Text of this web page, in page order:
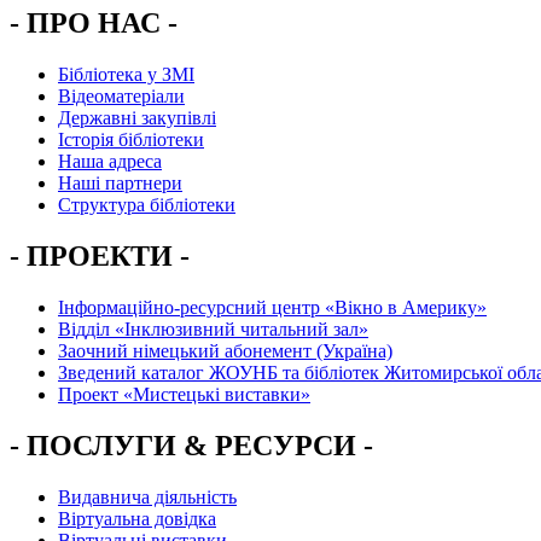
- ПРО НАС -
Бібліотека у ЗМІ
Відеоматеріали
Державні закупівлі
Історія бібліотеки
Наша адреса
Наші партнери
Структура бібліотеки
- ПРОЕКТИ -
Інформаційно-ресурсний центр «Вікно в Америку»
Вiддiл «Інклюзивний читальний зал»
Заочний німецький абонемент (Україна)
Зведений каталог ЖОУНБ та бібліотек Житомирської
Проект «Мистецькі виставки»
- ПОСЛУГИ & РЕСУРСИ -
Видавнича діяльність
Віртуальна довідка